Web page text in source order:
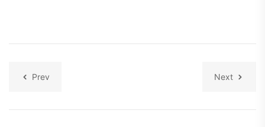
Prev Next